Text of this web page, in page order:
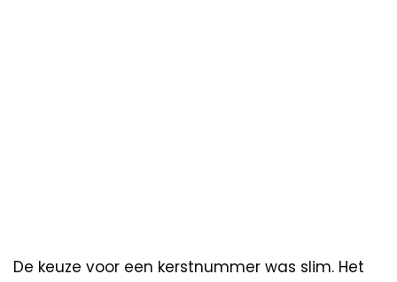
De keuze voor een kerstnummer was slim. Het